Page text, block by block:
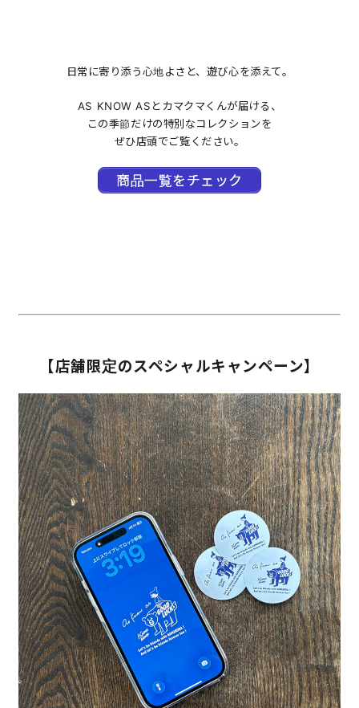
日常に寄り添う心地よさと、遊び心を添えて。
AS KNOW ASとカマクマくんが届ける、
この季節だけの特別なコレクションを
ぜひ店頭でご覧ください。
商品一覧をチェック
【店舗限定のスペシャルキャンペーン】